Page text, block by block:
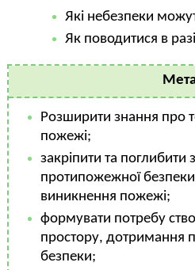
Які небезпеки
Як поводитися в
Розширити знання про
пожежі;
закріпити та
протипожежної
виникнення пожежі;
формувати потребу
простору, дотримання
безпеки;